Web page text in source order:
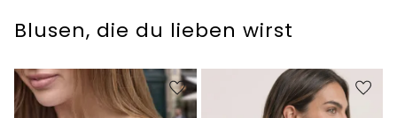
Blusen, die du lieben wirst